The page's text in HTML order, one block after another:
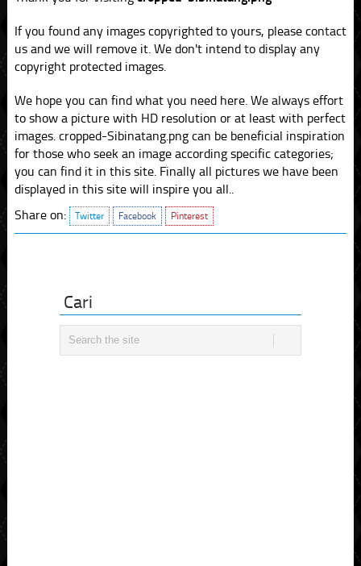
If you found any images copyrighted to yours, please contact
us and we will remove it. We don't intend to display any
copyright protected images.
We hope you can find what you need here. We always effort
to show a picture with HD resolution or at least with perfect
images. cropped-Sibinatang.png can be beneficial inspiration
for those who seek an image according specific categories;
you can find it in this site. Finally all pictures we have been
displayed in this site will inspire you all..
Share on:
Twitter Facebook Pinterest
Cari